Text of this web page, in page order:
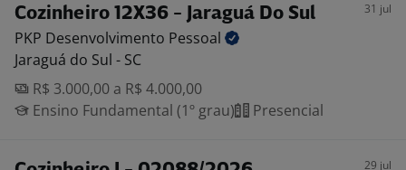
Cozinheiro 12X36 - Jaraguá Do Sul 31 jul
PKP Desenvolvimento Pessoal
Jaraguá do Sul - SC
R$ 3.000,00 a R$ 4.000,00
Ensino Fundamental (1º grau)
Presencial
29 jul